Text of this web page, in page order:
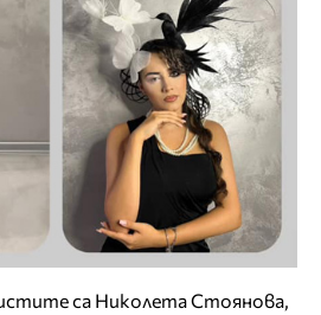
са Николета Стоянова,